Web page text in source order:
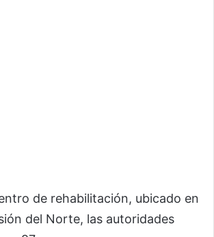
de rehabilitación, ubicado en
del Norte, las autoridades